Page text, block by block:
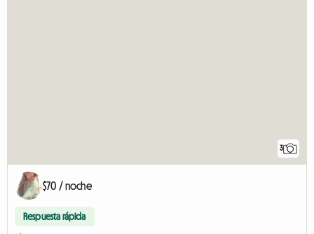
3
$70 / noche
Respuesta rápida